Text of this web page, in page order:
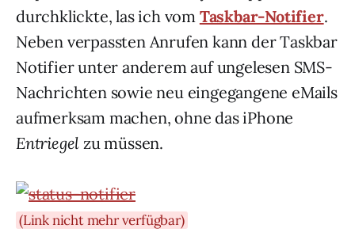
durchklickte, las ich vom Taskbar-Notifier.
Neben verpassten Anrufen kann der Taskbar
Notifier unter anderem auf ungelesen SMS-
Nachrichten sowie neu eingegangene eMails
aufmerksam machen, ohne das iPhone
Entriegel zu müssen.
(Link nicht mehr verfügbar)